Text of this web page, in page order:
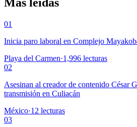
01
Inicia paro laboral en Complejo
Playa del Carmen·1,996 lecturas
02
Asesinan al creador de contenido César
transmisión en Culiacán
México·12 lecturas
03